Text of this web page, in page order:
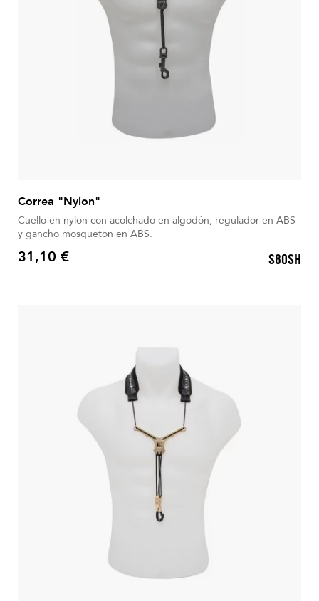
Correa "Nylon"
Cuello en nylon con acolchado en algodón, regulador en ABS
y gancho mosqueton en ABS.
Precio
31,10 € S80SH